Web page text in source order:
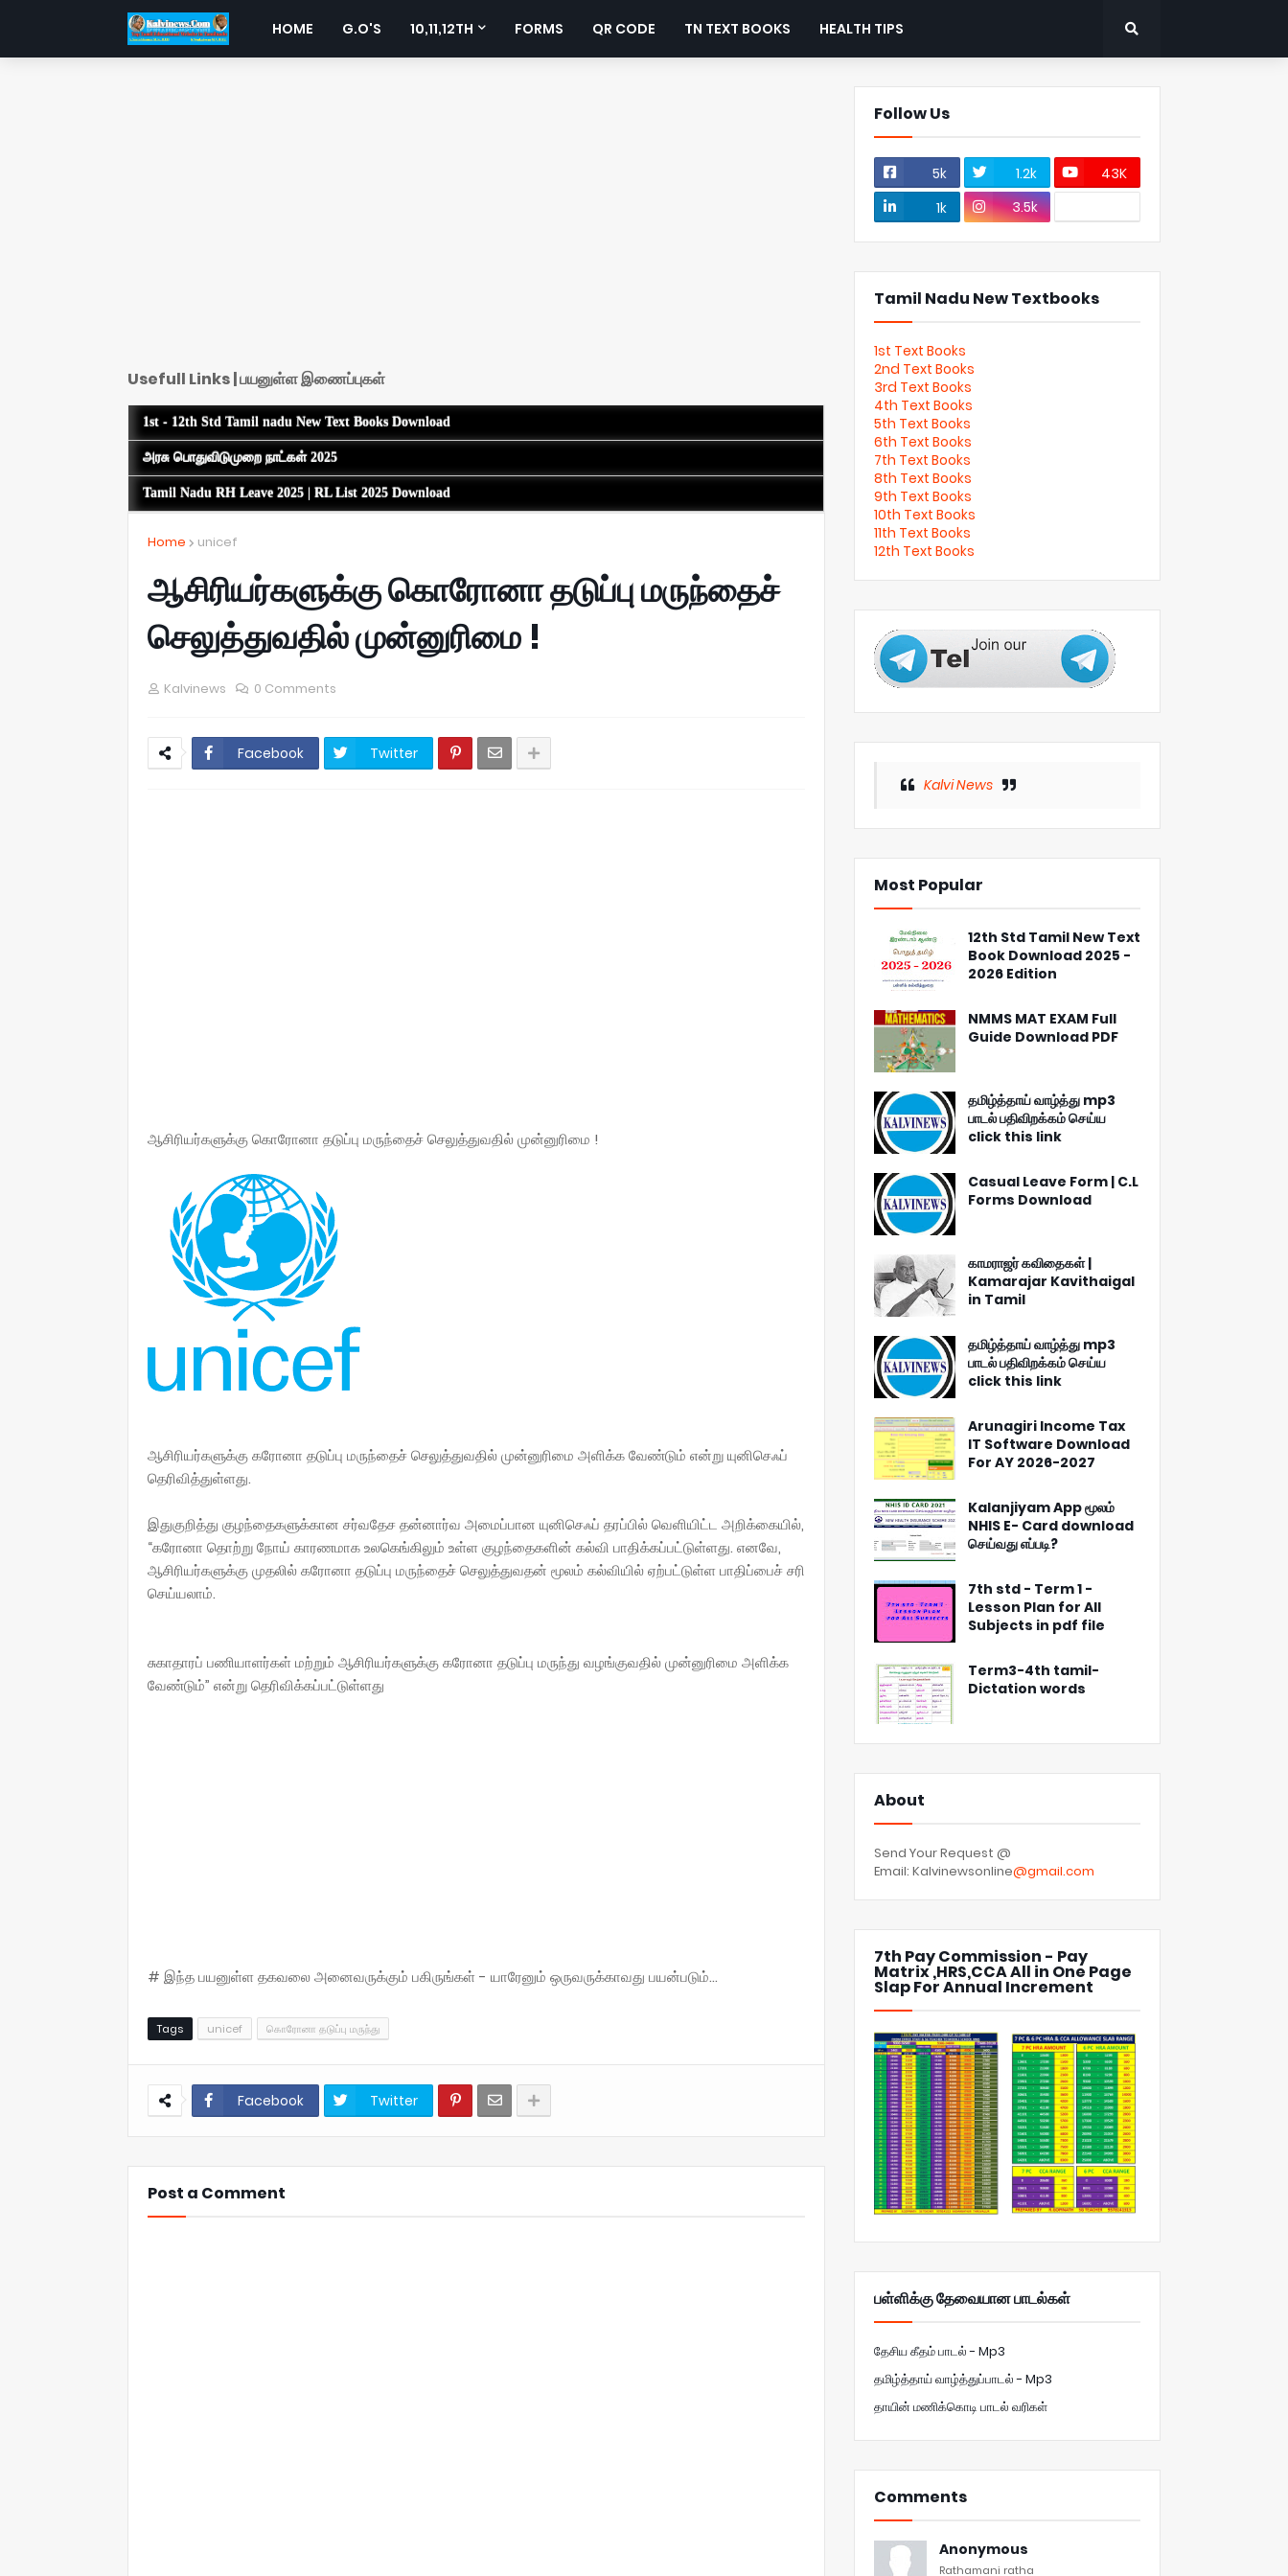
HOME G.O'S 10,11,12TH FORMS QR CODE TN TEXT BOOKS HEALTH TIPS
Usefull Links | பயனுள்ள இணைப்புகள்
1st - 12th Std Tamil nadu New Text Books Download
அரசு பொதுவிடுமுறை நாட்கள் 2025
Tamil Nadu RH Leave 2025 | RL List 2025 Download
Home unicef
ஆசிரியர்களுக்கு கொரோனா தடுப்பு மருந்தைச்
செலுத்துவதில் முன்னுரிமை !
Kalvinews 0 Comments
Facebook Twitter
ஆசிரியர்களுக்கு கொரோனா தடுப்பு மருந்தைச் செலுத்துவதில் முன்னுரிமை !
ஆசிரியர்களுக்கு கரோனா தடுப்பு மருந்தைச் செலுத்துவதில் முன்னுரிமை அளிக்க வேண்டும் என்று யுனிசெஃப்
தெரிவித்துள்ளது.
இதுகுறித்து குழந்தைகளுக்கான சர்வதேச தன்னார்வ அமைப்பான யுனிசெஃப் தரப்பில் வெளியிட்ட அறிக்கையில்,
“கரோனா தொற்று நோய் காரணமாக உலகெங்கிலும் உள்ள குழந்தைகளின் கல்வி பாதிக்கப்பட்டுள்ளது. எனவே,
ஆசிரியர்களுக்கு முதலில் கரோனா தடுப்பு மருந்தைச் செலுத்துவதன் மூலம் கல்வியில் ஏற்பட்டுள்ள பாதிப்பைச் சரி
செய்யலாம்.
சுகாதாரப் பணியாளர்கள் மற்றும் ஆசிரியர்களுக்கு கரோனா தடுப்பு மருந்து வழங்குவதில் முன்னுரிமை அளிக்க
வேண்டும்” என்று தெரிவிக்கப்பட்டுள்ளது
# இந்த பயனுள்ள தகவலை அனைவருக்கும் பகிருங்கள் - யாரேனும் ஒருவருக்காவது பயன்படும்...
Tags unicef கொரோனா தடுப்பு மருந்து
Facebook Twitter
Post a Comment
Follow Us
5k 1.2k
43K
1k
3.5k
Tamil Nadu New Textbooks
1st Text Books
2nd Text Books
3rd Text Books
4th Text Books
5th Text Books
6th Text Books
7th Text Books
8th Text Books
9th Text Books
10th Text Books
11th Text Books
12th Text Books
Kalvi News
Most Popular
12th Std Tamil New Text
Book Download 2025 -
2026 Edition
NMMS MAT EXAM Full
Guide Download PDF
தமிழ்த்தாய் வாழ்த்து mp3
பாடல் பதிவிறக்கம் செய்ய
click this link
Casual Leave Form | C.L
Forms Download
காமராஜர் கவிதைகள் |
Kamarajar Kavithaigal
in Tamil
தமிழ்த்தாய் வாழ்த்து mp3
பாடல் பதிவிறக்கம் செய்ய
click this link
Arunagiri Income Tax
IT Software Download
For AY 2026-2027
Kalanjiyam App மூலம்
NHIS E- Card download
செய்வது எப்படி?
7th std - Term 1 -
Lesson Plan for All
Subjects in pdf file
Term3-4th tamil-
Dictation words
About
Send Your Request @
Email: Kalvinewsonline@gmail.com
7th Pay Commission - Pay
Matrix ,HRS,CCA All in One Page
Slap For Annual Increment
பள்ளிக்கு தேவையான பாடல்கள்
தேசிய கீதம் பாடல் - Mp3
தமிழ்த்தாய் வாழ்த்துப்பாடல் - Mp3
தாயின் மணிக்கொடி பாடல் வரிகள்
Comments
Anonymous
Rathamani ratha